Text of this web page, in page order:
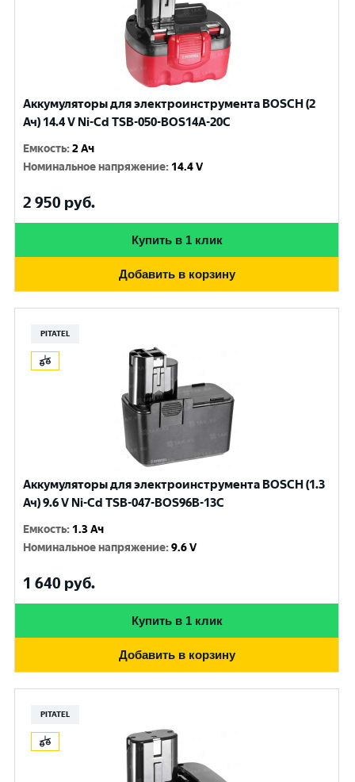
Аккумуляторы для электроинструмента BOSCH (2
Ач) 14.4 V Ni-Cd TSB-050-BOS14A-20C
Емкость:2 Ач
Номинальное напряжение: 14.4 V
2 950 руб.
Купить в 1 клик
Добавить в корзину
PITATEL
Аккумуляторы для электроинструмента BOSCH (1.3
Ач) 9.6 V Ni-Cd TSB-047-BOS96B-13C
Емкость: 1.3 Ач
Номинальное напряжение:9.6 V
1 640 руб.
Купить в 1 клик
Добавить в корзину
PITATEL